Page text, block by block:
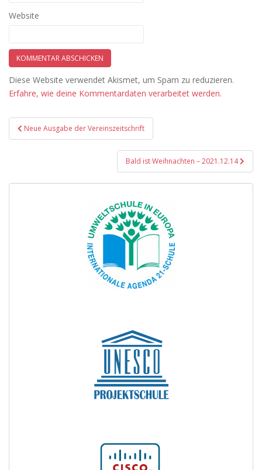
Website
Diese Website verwendet Akismet, um Spam zu reduzieren.
Erfahre, wie deine Kommentardaten verarbeitet werden.
Beitragsnavigation
Neue Ausgabe der Vereinszeitschrift
Bald ist Weihnachten – 2021.12.14